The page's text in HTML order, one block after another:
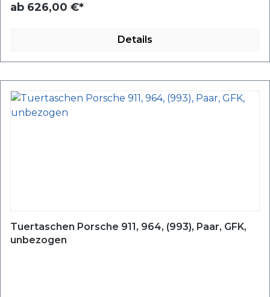
ab 626,00 €*
Details
Tuertaschen Porsche 911, 964, (993), Paar, GFK,
unbezogen